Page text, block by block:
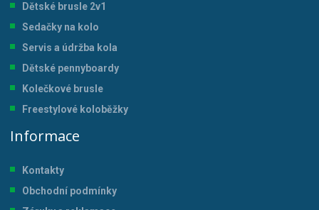
Dětské brusle 2v1
Sedačky na kolo
Servis a údržba kola
Dětské pennyboardy
Kolečkové brusle
Freestylové koloběžky
Informace
Kontakty
Obchodní podmínky